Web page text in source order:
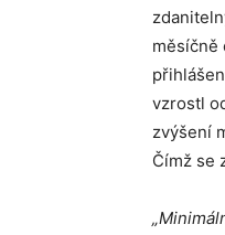
měsíčně
vzrostl
zvýšení
Čímž se